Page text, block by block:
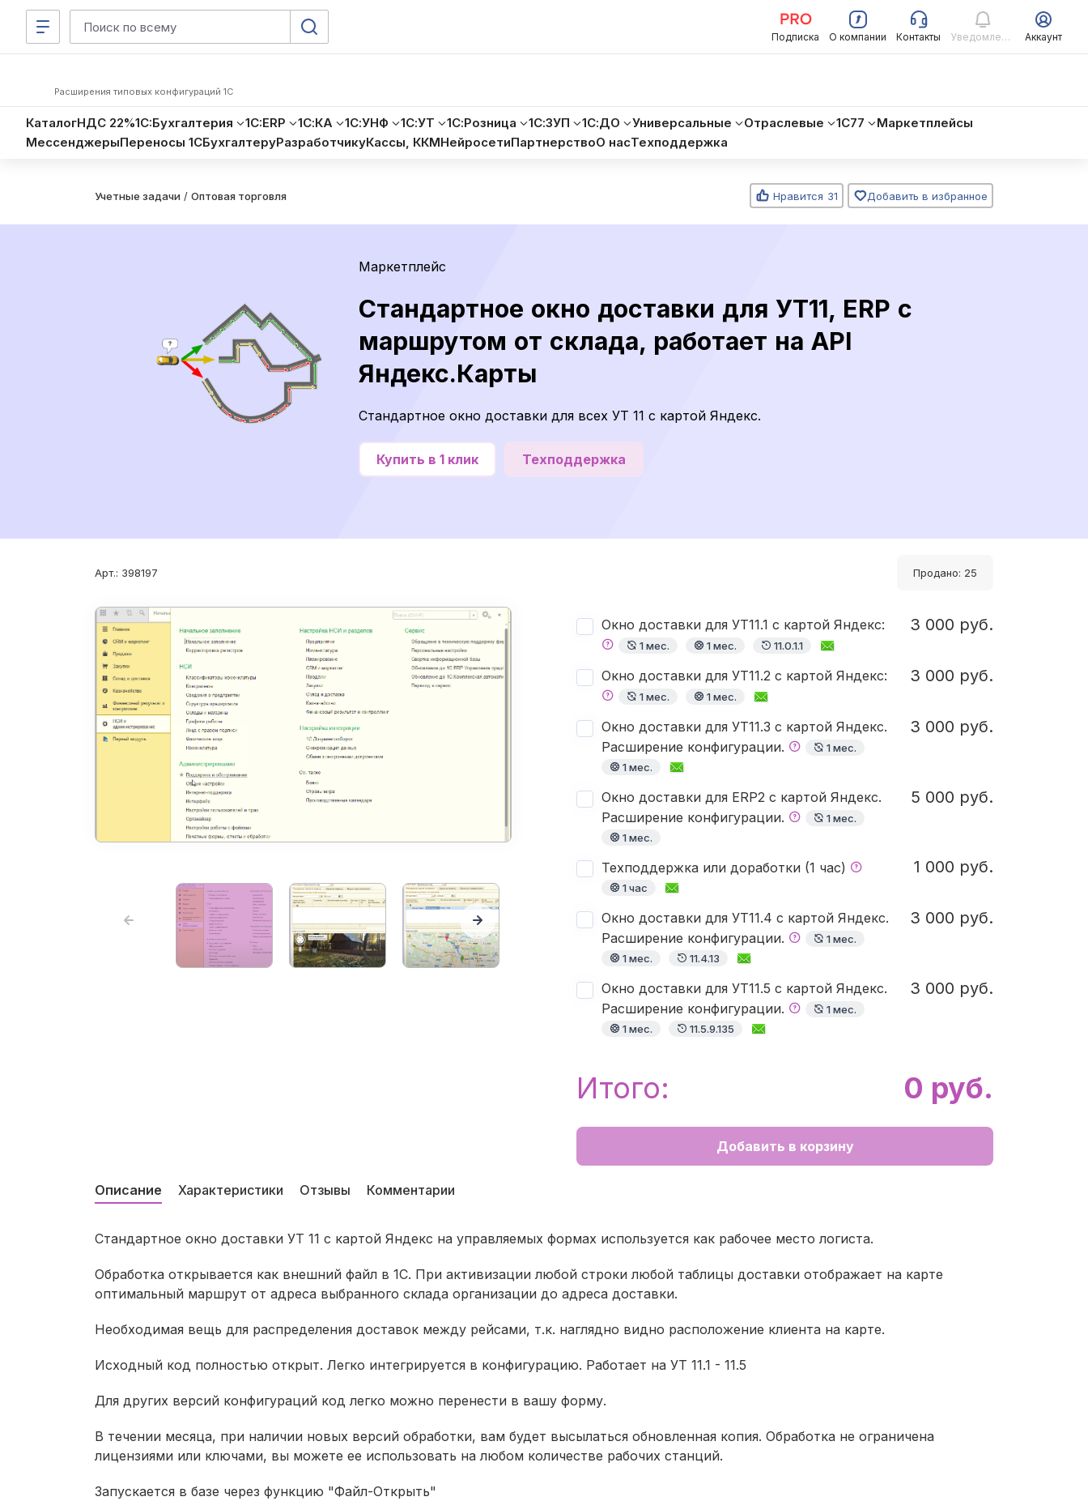
Подписка О компании Контакты Уведомления Аккаунт
Расширения типовых конфигураций 1С
КаталогНДС 22%1C:Бухгалтерия 1C:ERP 1С:КА 1С:УНФ 1С:УТ 1С:Розница 1С:ЗУП 1С:ДО Универсальные Отраслевые 1C77
Маркетплейсы
МессенджерыПереносы 1СБухгалтеруРазработчикуКассы, ККМНейросетиПартнерствоО насТехподдержка
Учетные задачи / Оптовая торговля Нравится 31 Добавить в избранное
Маркетплейс
Стандартное окно доставки для УТ11, ERP с
маршрутом от склада, работает на API
Яндекс.Карты
Стандартное окно доставки для всех УТ 11 с картой Яндекс.
Купить в 1 клик Техподдержка
Арт.: 398197 Продано: 25
Окно доставки для УТ11.1 с картой Яндекс:
1 мес. 1 мес. 11.0.1.1
3 000 руб.
Окно доставки для УТ11.2 с картой Яндекс:
1 мес. 1 мес.
3 000 руб.
Окно доставки для УТ11.3 с картой Яндекс.
Расширение конфигурации.
1 мес.
1 мес.
3 000 руб.
Окно доставки для ERP2 с картой Яндекс.
Расширение конфигурации.
1 мес.
1 мес.
5 000 руб.
Техподдержка или доработки (1 час)
1 час
1 000 руб.
Окно доставки для УТ11.4 с картой Яндекс.
Расширение конфигурации.
1 мес.
1 мес.
11.4.13
3 000 руб.
Окно доставки для УТ11.5 с картой Яндекс.
Расширение конфигурации.
1 мес.
1 мес.
11.5.9.135
3 000 руб.
Итого: 0 руб.
Добавить в корзину
Описание Характеристики Отзывы Комментарии
Стандартное окно доставки УТ 11 с картой Яндекс на управляемых формах используется как рабочее место логиста.
Обработка открывается как внешний файл в 1С. При активизации любой строки любой таблицы доставки отображает на карте
оптимальный маршрут от адреса выбранного склада организации до адреса доставки.
Необходимая вещь для распределения доставок между рейсами, т.к. наглядно видно расположение клиента на карте.
Исходный код полностью открыт. Легко интегрируется в конфигурацию. Работает на УТ 11.1 - 11.5
Для других версий конфигураций код легко можно перенести в вашу форму.
В течении месяца, при наличии новых версий обработки, вам будет высылаться обновленная копия. Обработка не ограничена
лицензиями или ключами, вы можете ее использовать на любом количестве рабочих станций.
Запускается в базе через функцию "Файл-Открыть"